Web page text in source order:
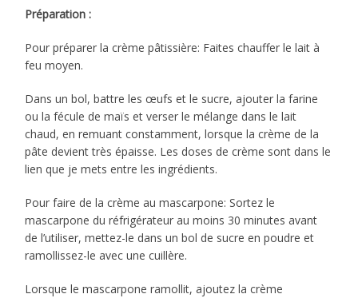
Préparation :
Pour préparer la crème pâtissière: Faites chauffer le lait à
feu moyen.
Dans un bol, battre les œufs et le sucre, ajouter la farine
ou la fécule de maïs et verser le mélange dans le lait
chaud, en remuant constamment, lorsque la crème de la
pâte devient très épaisse. Les doses de crème sont dans le
lien que je mets entre les ingrédients.
Pour faire de la crème au mascarpone: Sortez le
mascarpone du réfrigérateur au moins 30 minutes avant
de l’utiliser, mettez-le dans un bol de sucre en poudre et
ramollissez-le avec une cuillère.
Lorsque le mascarpone ramollit, ajoutez la crème